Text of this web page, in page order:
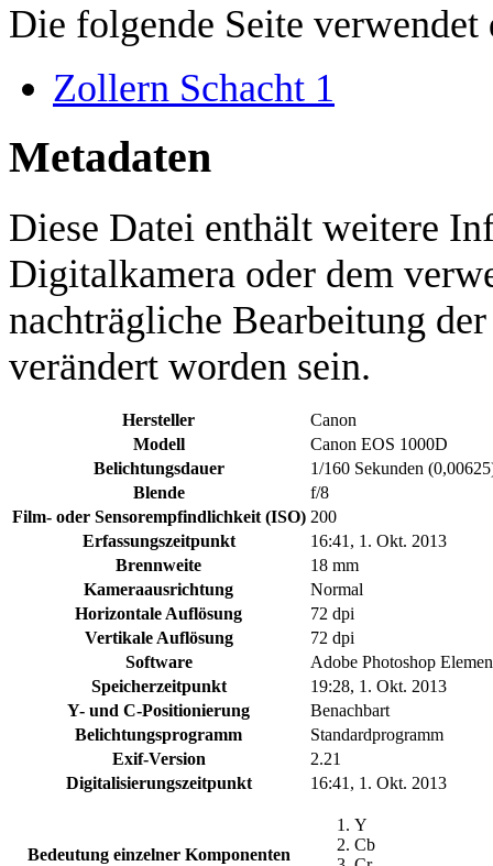
Die folgende Seite verwendet
Zollern Schacht 1
Metadaten
Diese Datei enthält weitere
Digitalkamera oder dem
nachträgliche Bearbeitung
verändert worden sein.
Hersteller
Canon
Modell
Canon EOS 1000D
Belichtungsdauer
1/160 Sekunden
Blende
f/8
Film- oder Sensorempfindlichkeit (ISO) 200
Erfassungszeitpunkt
16:41, 1. Okt. 2013
Brennweite
18 mm
Kameraausrichtung
Normal
Horizontale Auflösung
72 dpi
Vertikale Auflösung
72 dpi
Software
Adobe Photoshop
Speicherzeitpunkt
19:28, 1. Okt. 2013
Y- und C-Positionierung
Benachbart
Belichtungsprogramm
Standardprogramm
Exif-Version
2.21
Digitalisierungszeitpunkt
16:41, 1. Okt. 2013
Bedeutung einzelner Komponenten
Y
Cb